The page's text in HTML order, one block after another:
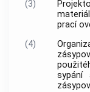
(3)
prací
(4)